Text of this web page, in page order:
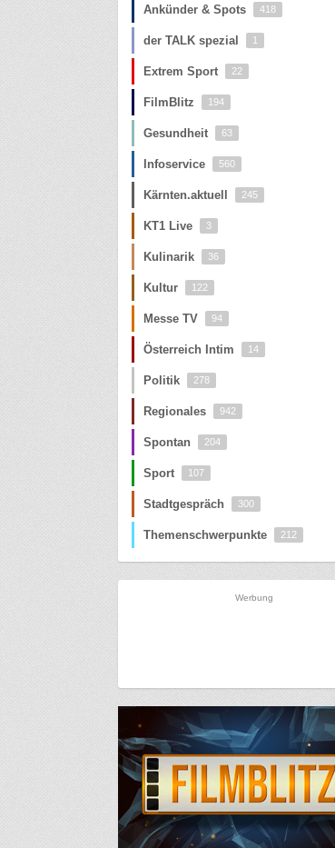
Ankünder & Spots 418
der TALK spezial 1
Extrem Sport 22
FilmBlitz 194
Gesundheit 63
Infoservice 560
Kärnten.aktuell 245
KT1 Live 3
Kulinarik 36
Kultur 122
Messe TV 94
Österreich Intim 14
Politik 278
Regionales 942
Spontan 204
Sport 107
Stadtgespräch 300
Themenschwerpunkte 212
Werbung